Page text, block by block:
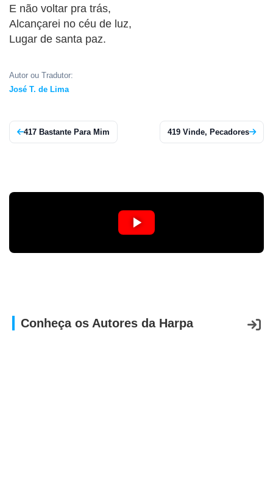
LISTAS
APP
E não voltar pra trás,
Alcançarei no céu de luz,
Lugar de santa paz.
Autor ou Tradutor:
José T. de Lima
417 Bastante Para Mim 419 Vinde, Pecadores
Conheça os Autores da Harpa